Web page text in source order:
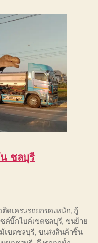
ชลบุรี
ติดเครนรถยกของหนัก, กู้
ค์บิ๊กไบค์เขตชลบุรี, ขนย้าย
เขตชลบุรี, ขนส่งสินค้าชิ้น